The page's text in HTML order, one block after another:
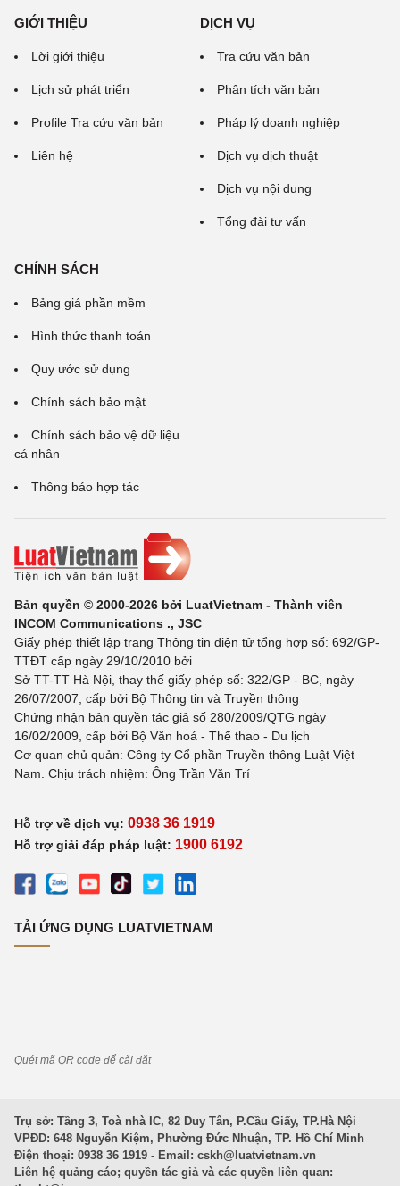
GIỚI THIỆU
Lời giới thiệu
Lịch sử phát triển
Profile Tra cứu văn bản
Liên hệ
DỊCH VỤ
Tra cứu văn bản
Phân tích văn bản
Pháp lý doanh nghiệp
Dịch vụ dịch thuật
Dịch vụ nội dung
Tổng đài tư vấn
CHÍNH SÁCH
Bảng giá phần mềm
Hình thức thanh toán
Quy ước sử dụng
Chính sách bảo mật
Chính sách bảo vệ dữ liệu
cá nhân
Thông báo hợp tác
Bản quyền © 2000-2026 bởi LuatVietnam - Thành viên
INCOM Communications ., JSC
Giấy phép thiết lập trang Thông tin điện tử tổng hợp số: 692/GP-
TTĐT cấp ngày 29/10/2010 bởi
Sở TT-TT Hà Nội, thay thế giấy phép số: 322/GP - BC, ngày
26/07/2007, cấp bởi Bộ Thông tin và Truyền thông
Chứng nhận bản quyền tác giả số 280/2009/QTG ngày
16/02/2009, cấp bởi Bộ Văn hoá - Thể thao - Du lịch
Cơ quan chủ quản: Công ty Cổ phần Truyền thông Luật Việt
Nam. Chịu trách nhiệm: Ông Trần Văn Trí
Hỗ trợ về dịch vụ: 0938 36 1919
Hỗ trợ giải đáp pháp luật: 1900 6192
TẢI ỨNG DỤNG LUATVIETNAM
Quét mã QR code để cài đặt
Trụ sở: Tầng 3, Toà nhà IC, 82 Duy Tân, P.Cầu Giấy, TP.Hà Nội
VPĐD: 648 Nguyễn Kiệm, Phường Đức Nhuận, TP. Hồ Chí Minh
Điện thoại: 0938 36 1919 - Email: cskh@luatvietnam.vn
Liên hệ quảng cáo; quyền tác giả và các quyền liên quan: